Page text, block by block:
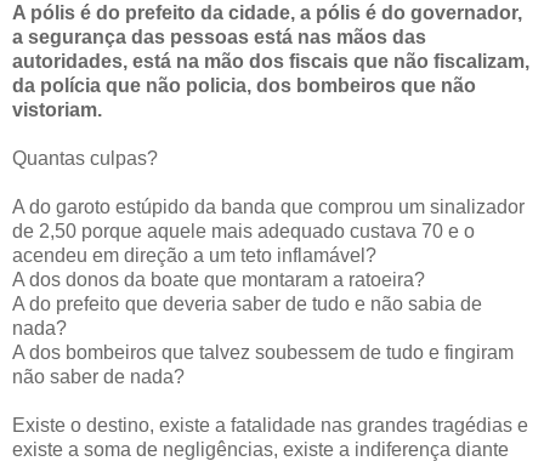
A pólis é do prefeito da cidade, a pólis é do governador,
a segurança das pessoas está nas mãos das
autoridades, está na mão dos fiscais que não fiscalizam,
da polícia que não policia, dos bombeiros que não
vistoriam.
Quantas culpas?
A do garoto estúpido da banda que comprou um sinalizador
de 2,50 porque aquele mais adequado custava 70 e o
acendeu em direção a um teto inflamável?
A dos donos da boate que montaram a ratoeira?
A do prefeito que deveria saber de tudo e não sabia de
nada?
A dos bombeiros que talvez soubessem de tudo e fingiram
não saber de nada?
Existe o destino, existe a fatalidade nas grandes tragédias e
existe a soma de negligências, existe a indiferença diante